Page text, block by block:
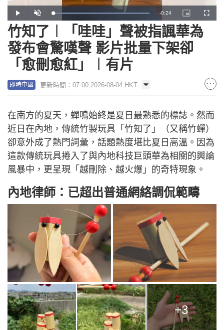
Play Unmute Loaded:
100.00%
Remaining
Time
-0:24
Picture-
in-
Picture
竹知了︱「哇哇」聲被指諷華為
發布會驚嘆聲 影片批量下架卻
「愈刪愈紅」︱有片
即時中國 更新時間：07:00 2026-08-04 HKT
在南方的夏天，蟬鳴始終是夏日最熟悉的標誌。然而
近日在內地，傳統竹製玩具「竹知了」（又稱竹蟬）
卻意外成了熱門詞彙，話題熱度堪比夏日高溫。因為
這款傳統玩具捲入了與內地科技巨頭華為相關的輿論
風暴中，更呈現「越刪除、越火爆」的奇特現象。
內地律師：已超出普通網絡調侃範疇
+3